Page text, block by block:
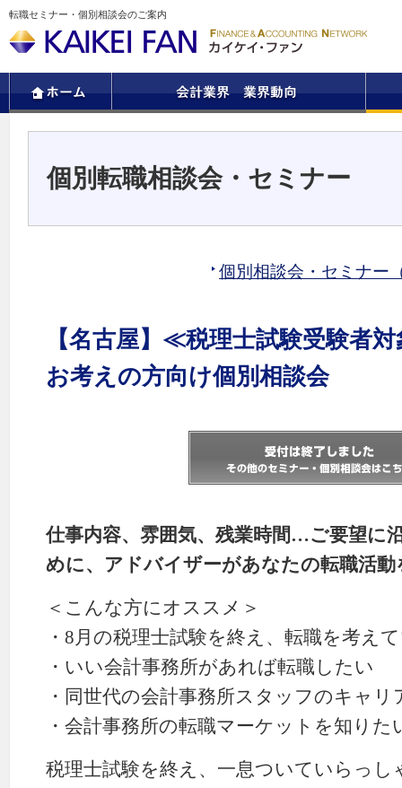
転職セミナー・個別相談会のご案内
個別転職相談会・セミナー
個別相談会・セミナー
【名古屋】≪税理士試験受験者
お考えの方向け個別相談会
仕事内容、雰囲気、残業時間…ご要望に
めに、アドバイザーがあなたの転職活動
＜こんな方にオススメ＞
・8月の税理士試験を終え、転職を考え
・いい会計事務所があれば転職したい
・同世代の会計事務所スタッフのキャ
・会計事務所の転職マーケットを知り
税理士試験を終え、一息ついていらっ